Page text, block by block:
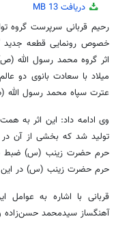
دریافت 13 MB
رحیم قربانی سرپرست گروه
خصوص رونمایی قطعه
اثر گروه محمد رسول الله (
میلاد با سعادت بانوی دو
عترت سپاه محمد رسول الله (
وی ادامه داد: این اثر به
تولید شد که بخشی از آن
حرم حضرت زینب (س)ضبط
حرم حضرت زینب (س) در
قربانی با اشاره به
آهنگساز سیدمحمد حسن‌زاده